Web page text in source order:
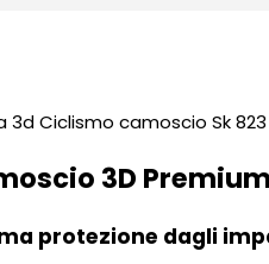
3D
protezione dagli